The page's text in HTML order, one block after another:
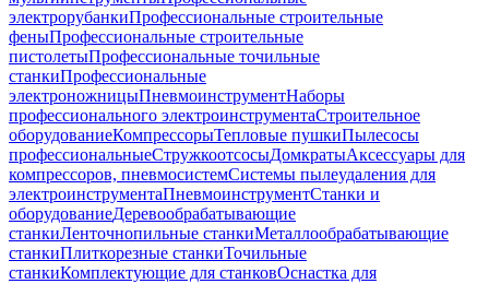
электрорубанкиПрофессиональные строительные
феныПрофессиональные строительные
пистолетыПрофессиональные точильные
станкиПрофессиональные
электроножницыПневмоинструментНаборы
профессионального электроинструментаСтроительное
оборудованиеКомпрессорыТепловые пушкиПылесосы
профессиональныеСтружкоотсосыДомкратыАксессуары для
компрессоров, пневмосистемСистемы пылеудаления для
электроинструментаПневмоинструментСтанки и
оборудованиеДеревообрабатывающие
станкиЛенточнопильные станкиМеталлообрабатывающие
станкиПлиткорезные станкиТочильные
станкиКомплектующие для станковОснастка для